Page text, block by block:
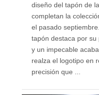
diseño del tapón de
completan la
el pasado
tapón destaca por su
y un impecable
realza el logotipo en
precisión que ...